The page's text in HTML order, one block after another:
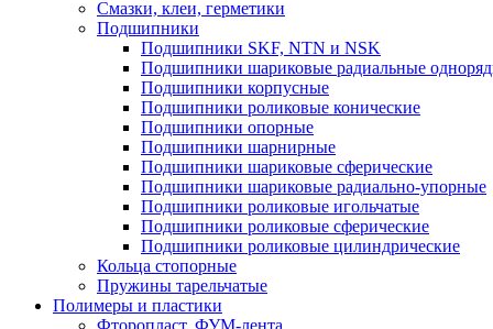
Смазки, клеи, герметики
Подшипники
Подшипники SKF, NTN и NSK
Подшипники шариковые радиальные
Подшипники корпусные
Подшипники роликовые конические
Подшипники опорные
Подшипники шарнирные
Подшипники шариковые сферические
Подшипники шариковые радиально-упорные
Подшипники роликовые игольчатые
Подшипники роликовые сферические
Подшипники роликовые цилиндрические
Кольца стопорные
Пружины тарельчатые
Полимеры и пластики
Фторопласт, ФУМ-лента